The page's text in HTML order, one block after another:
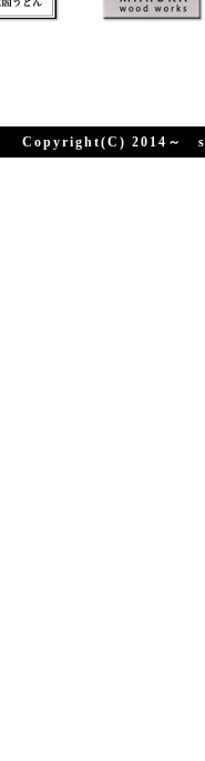
Copyright(C) 2014～